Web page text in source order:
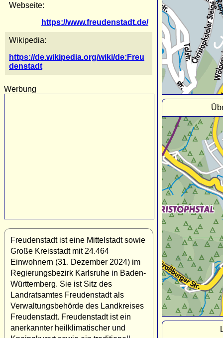
Webseite:
https://www.freudenstadt.de/
Wikipedia:
https://de.wikipedia.org/wiki/de:Freu
denstadt
Werbung
Freudenstadt ist eine Mittelstadt sowie
Große Kreisstadt mit 24.464
Einwohnern (31. Dezember 2024) im
Regierungsbezirk Karlsruhe in Baden-
Württemberg. Sie ist Sitz des
Landratsamtes Freudenstadt als
Verwaltungsbehörde des Landkreises
Freudenstadt. Freudenstadt ist ein
anerkannter heilklimatischer und